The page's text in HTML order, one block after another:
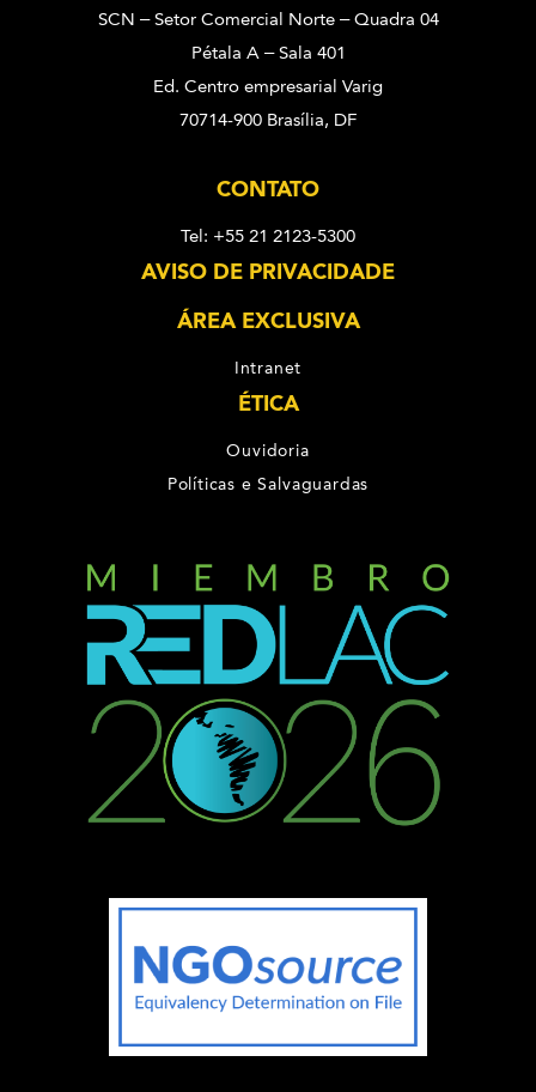
SCN – Setor Comercial Norte – Quadra 04
Pétala A – Sala 401
Ed. Centro empresarial Varig
70714-900 Brasília, DF
CONTATO
Tel: +55 21 2123-5300
AVISO DE PRIVACIDADE
ÁREA EXCLUSIVA
Intranet
ÉTICA
Ouvidoria
Políticas e Salvaguardas